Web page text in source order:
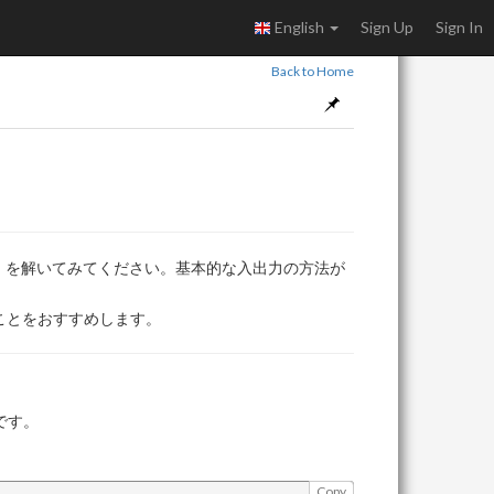
English Sign Up Sign In
Back to Home
解いてみてください。基本的な入出力の方法が
をおすすめします。
。